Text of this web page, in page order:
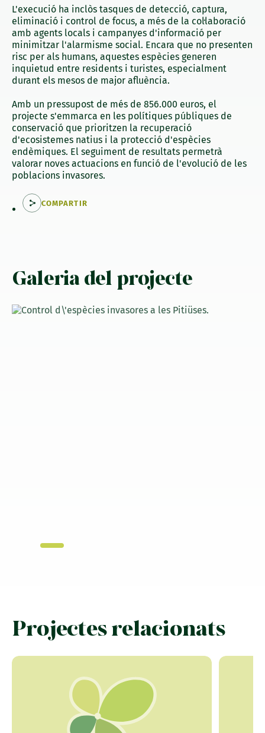
L'execució ha inclòs tasques de detecció, captura,
eliminació i control de focus, a més de la col·laboració
amb agents locals i campanyes d'informació per
minimitzar l'alarmisme social. Encara que no presenten
risc per als humans, aquestes espècies generen
inquietud entre residents i turistes, especialment
durant els mesos de major afluència.
Amb un pressupost de més de 856.000 euros, el
projecte s'emmarca en les polítiques públiques de
conservació que prioritzen la recuperació
d'ecosistemes natius i la protecció d'espècies
endèmiques. El seguiment de resultats permetrà
valorar noves actuacions en funció de l'evolució de les
poblacions invasores.
COMPARTIR
Galeria del projecte
Projectes relacionats